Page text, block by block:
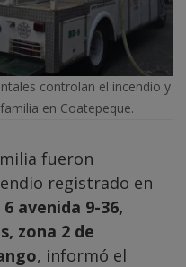
controlan el incendio y
en Coatepeque.
fueron
registrado en
6 avenida 9-36,
zona 2 de
, informó el